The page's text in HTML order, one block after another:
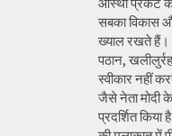
सबका विकास
ख्याल रखते हैं।
पठान,
स्वीकार नहीं
जैसे नेता मोदी
प्रदर्शित किया